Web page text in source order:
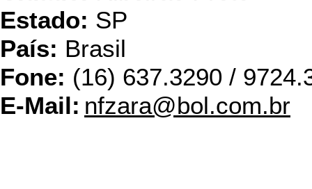
Estado: SP
País: Brasil
Fone: (16) 637.3290 /
E-Mail: nfzara@bol.com.br